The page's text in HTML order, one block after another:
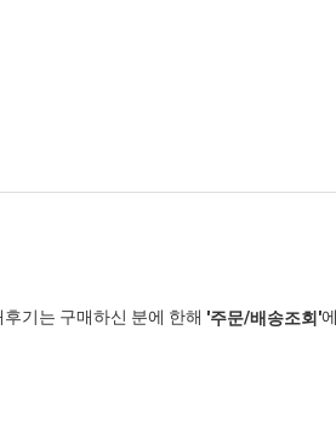
기는 구매하신 분에 한해 '주문/배송조회'